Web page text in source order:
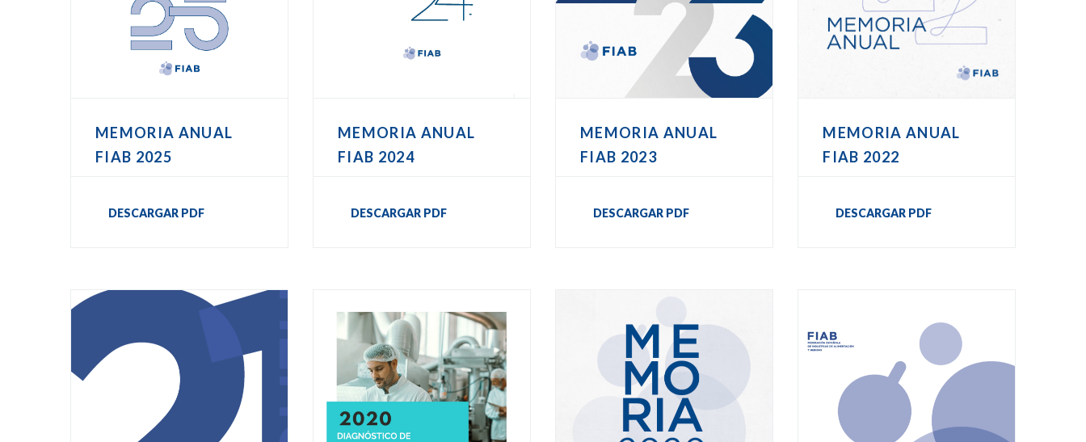
MEMORIA ANUAL
FIAB 2025
DESCARGAR PDF
MEMORIA ANUAL
FIAB 2024
DESCARGAR PDF
MEMORIA ANUAL
FIAB 2023
DESCARGAR PDF
MEMORIA ANUAL
FIAB 2022
DESCARGAR PDF